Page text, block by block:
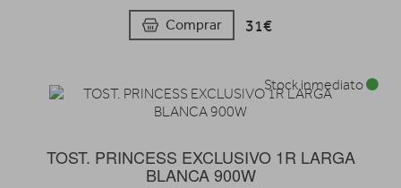
Comprar 31€
TOST. PRINCESS EXCLUSIVO 1R LARGA
BLANCA 900W
Stock inmediato